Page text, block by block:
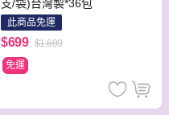
支/袋)台灣製*36包
此商品免運
$699 $1,699
免運